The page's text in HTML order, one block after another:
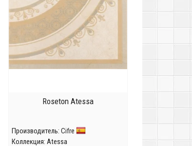
Roseton Atessa
Производитель: Cifre
Коллекция: Atessa